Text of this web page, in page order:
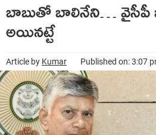
బాబుతో బాలినేని… వైసీపీ
అయినట్టే
Article by Kumar Published on: 3:07